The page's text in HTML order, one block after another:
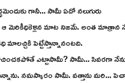
గానీ... సామీ ఏదో నలుగురు
ఆ మెరికీధికెళ్లిన మాట నిజమే. అంత మాత్రాన
పెట్టేస్తాన్నానంటది.
ఎట్టాసామీ? సామీ... సివరగా
నమస్కారం సామీ. వత్తాను మరి...